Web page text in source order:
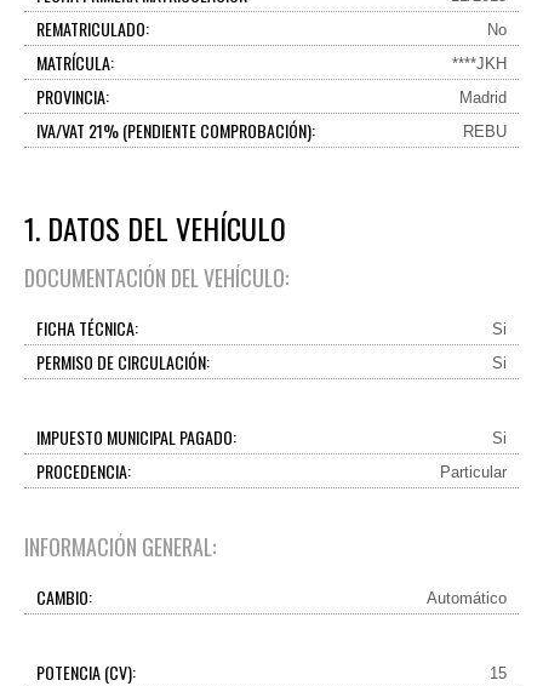
REMATRICULADO: No
MATRÍCULA: ****JKH
PROVINCIA: Madrid
IVA/VAT 21% (PENDIENTE COMPROBACIÓN): REBU
1. DATOS DEL VEHÍCULO
DOCUMENTACIÓN DEL VEHÍCULO:
FICHA TÉCNICA: Si
PERMISO DE CIRCULACIÓN: Si
IMPUESTO MUNICIPAL PAGADO: Si
PROCEDENCIA: Particular
INFORMACIÓN GENERAL:
CAMBIO: Automático
POTENCIA (CV): 15